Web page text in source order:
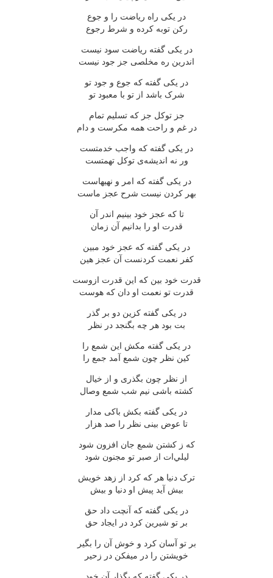
در يکى راه رياضت را و جوع
رکن توبه کرده و شرط رجوع
در يکى گفته رياضت سود نيست
اندرين ره مخلصى جز جود نيست
در يکى گفته که جوع و جود تو
شرک باشد از تو با معبود تو
جز توکل جز که تسليم تمام
در غم و راحت همه مکرست و دام
در يکى گفته که واجب خدمتست
ور نه انديشه‌ى توکل تهمتست
در يکى گفته که امر و نهيهاست
بهر کردن نيست شرح عجز ماست
تا که عجز خود بينيم اندر آن
قدرت او را بدانيم آن زمان
در يکى گفته که عجز خود مبين
کفر نعمت کردنست آن عجز هين
قدرت خود بين که اين قدرت ازوست
قدرت تو نعمت او دان که هوست
در يکى گفته کزين دو بر گذر
بت بود هر چه بگنجد در نظر
در يکى گفته مکش اين شمع را
کين نظر چون شمع آمد جمع را
از نظر چون بگذرى و از خيال
کشته باشى نيم شب شمع وصال
در يکى گفته بکش باکى مدار
تا عوض بينى نظر را صد هزار
که ز کشتن شمع جان افزون شود
ليلي‌ات از صبر تو مجنون شود
ترک دنيا هر که کرد از زهد خويش
بيش آيد پيش او دنيا و بيش
در يکى گفته که آنچت داد حق
بر تو شيرين کرد در ايجاد حق
بر تو آسان کرد و خوش آن را بگير
خويشتن را در ميفکن در زحير